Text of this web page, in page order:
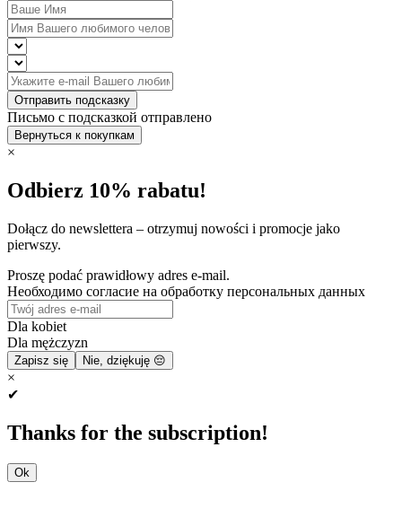
Отправить подсказку
Письмо с подсказкой отправлено
Вернуться к покупкам
×
Odbierz 10% rabatu!
Dołącz do newslettera – otrzymuj nowości i promocje jako
pierwszy.
Proszę podać prawidłowy adres e-mail.
Необходимо согласие на обработку персональных данных
Dla kobiet
Dla mężczyzn
Zapisz się Nie, dziękuję 😔
×
✔
Thanks for the subscription!
Ok